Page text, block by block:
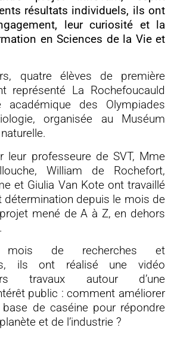
résultats individuels, ils ont
leur curiosité et la
en Sciences de la Vie et
quatre élèves de première
représenté La Rochefoucauld
des Olympiades
organisée au Muséum
leur professeure de SVT, Mme
William de Rochefort,
et Giulia Van Kote ont travaillé
détermination depuis le mois de
mené de A à Z, en dehors
mois de recherches et
ils ont réalisé une vidéo
travaux autour d’une
public : comment améliorer
de caséine pour répondre
et de l’industrie ?